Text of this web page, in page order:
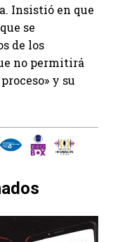
Insistió en que
se
de los
no permitirá
y su